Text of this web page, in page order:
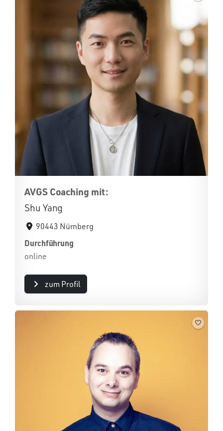
AVGS Coaching mit:
Shu Yang
90443 Nürnberg
Durchführung
online
zum Profil